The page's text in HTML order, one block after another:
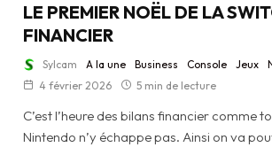
LE PREMIER NOËL DE LA
FINANCIER
Sylcam A la une Business Console Jeux
4 février 2026
5 min de lecture
C’est l’heure des bilans financier comme
Nintendo n’y échappe pas. Ainsi on va